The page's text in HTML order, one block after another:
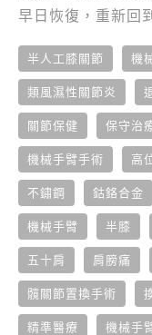
早日恢復，重新回
半人工膝關節 機
類風濕性關節炎
關節保健 保守治
機械手臂手術 高
不鏽鋼 鈷鉻合金
機械手臂 半膝
五十肩 肩膀痛
髖關節置換手術
精準醫療 機械手